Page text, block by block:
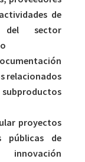
de
del sector
relacionados
proyectos
públicas de